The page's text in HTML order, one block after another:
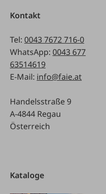
Kontakt
Tel: 0043 7672 716-0
WhatsApp: 0043 677
63514619
E-Mail: info@faie.at
Handelsstraße 9
A-4844 Regau
Österreich
Kataloge